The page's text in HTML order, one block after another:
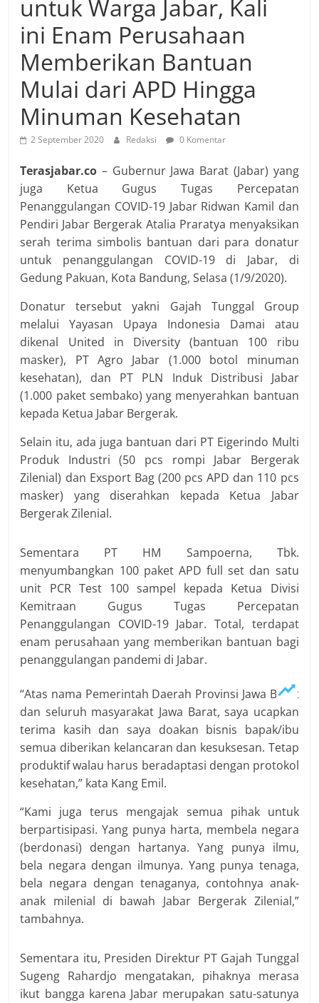
untuk Warga Jabar, Kali
ini Enam Perusahaan
Memberikan Bantuan
Mulai dari APD Hingga
Minuman Kesehatan
2 September 2020 Redaksi 0 Komentar
Terasjabar.co – Gubernur Jawa Barat (Jabar) yang
juga Ketua Gugus Tugas Percepatan
Penanggulangan COVID-19 Jabar Ridwan Kamil dan
Pendiri Jabar Bergerak Atalia Praratya menyaksikan
serah terima simbolis bantuan dari para donatur
untuk penanggulangan COVID-19 di Jabar, di
Gedung Pakuan, Kota Bandung, Selasa (1/9/2020).
Donatur tersebut yakni Gajah Tunggal Group
melalui Yayasan Upaya Indonesia Damai atau
dikenal United in Diversity (bantuan 100 ribu
masker), PT Agro Jabar (1.000 botol minuman
kesehatan), dan PT PLN Induk Distribusi Jabar
(1.000 paket sembako) yang menyerahkan bantuan
kepada Ketua Jabar Bergerak.
Selain itu, ada juga bantuan dari PT Eigerindo Multi
Produk Industri (50 pcs rompi Jabar Bergerak
Zilenial) dan Exsport Bag (200 pcs APD dan 110 pcs
masker) yang diserahkan kepada Ketua Jabar
Bergerak Zilenial.
Sementara PT HM Sampoerna, Tbk.
menyumbangkan 100 paket APD full set dan satu
unit PCR Test 100 sampel kepada Ketua Divisi
Kemitraan Gugus Tugas Percepatan
Penanggulangan COVID-19 Jabar. Total, terdapat
enam perusahaan yang memberikan bantuan bagi
penanggulangan pandemi di Jabar.
“Atas nama Pemerintah Daerah Provinsi Jawa Barat
dan seluruh masyarakat Jawa Barat, saya ucapkan
terima kasih dan saya doakan bisnis bapak/ibu
semua diberikan kelancaran dan kesuksesan. Tetap
produktif walau harus beradaptasi dengan protokol
kesehatan,” kata Kang Emil.
“Kami juga terus mengajak semua pihak untuk
berpartisipasi. Yang punya harta, membela negara
(berdonasi) dengan hartanya. Yang punya ilmu,
bela negara dengan ilmunya. Yang punya tenaga,
bela negara dengan tenaganya, contohnya anak-
anak milenial di bawah Jabar Bergerak Zilenial,”
tambahnya.
Sementara itu, Presiden Direktur PT Gajah Tunggal
Sugeng Rahardjo mengatakan, pihaknya merasa
ikut bangga karena Jabar merupakan satu-satunya